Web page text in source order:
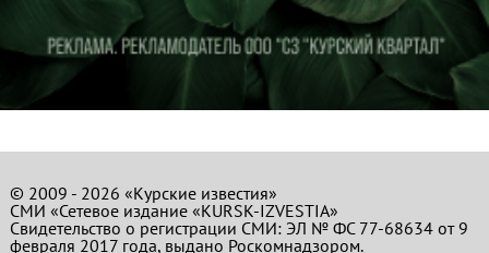
© 2009 - 2026 «Курские известия»
СМИ «Сетевое издание «KURSK-IZVESTIA»
Свидетельство о регистрации СМИ: ЭЛ № ФС 77-68634 от 9
февраля 2017 года, выдано Роскомнадзором.